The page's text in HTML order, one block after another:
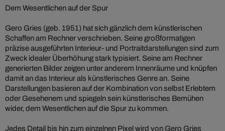
Dem Wesentlichen auf der Spur
Gero Gries (geb. 1951) hat sich gänzlich dem künstlerischen
Schaffen am Rechner verschrieben. Seine großformatigen
präzise ausgeführten Interieur- und Portraitdarstellungen sind zum
Zweck idealer Überhöhung stark typisiert. Seine am Rechner
generierten Bilder zeigen unter anderem Innenräume und knüpfen
damit an das Interieur als künstlerisches Genre an. Seine
Darstellungen basieren auf der Kombination von selbst Erlebtem
oder Gesehenem und spiegeln sein künstlerisches Bemühen
wider, dem Wesentlichen auf die Spur zu kommen.
Jedes Detail bis hin zum einzelnen Pixel wird von Gero Gries